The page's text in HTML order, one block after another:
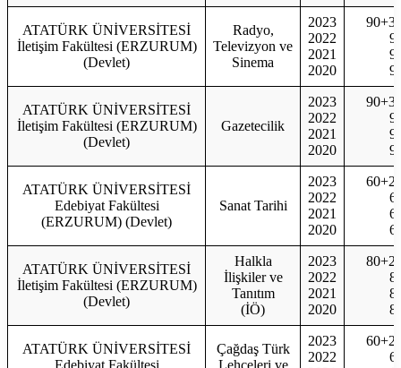
ATATÜRK ÜNİVERSİTESİ
İletişim Fakültesi (ERZURUM)
(Devlet)
Radyo,
Televizyon ve
Sinema
2023
2022
2021
2020
ATATÜRK ÜNİVERSİTESİ
İletişim Fakültesi (ERZURUM)
(Devlet)
Gazetecilik
2023
2022
2021
2020
ATATÜRK ÜNİVERSİTESİ
Edebiyat Fakültesi
(ERZURUM) (Devlet)
Sanat Tarihi
2023
2022
2021
2020
ATATÜRK ÜNİVERSİTESİ
İletişim Fakültesi (ERZURUM)
(Devlet)
Halkla
İlişkiler ve
Tanıtım
(İÖ)
2023
2022
2021
2020
ATATÜRK ÜNİVERSİTESİ
Çağdaş Türk
2023
2022